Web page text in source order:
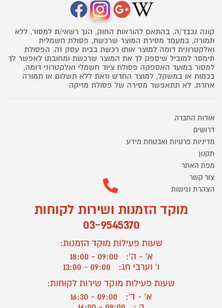
קונה נכבד/ה, בהתאם להוראות החוק, הנך רשאי/ת למסור, ללא
תמורה, במעמד מסירת המוצר שרכשת, פסולת חשמלית
ואלקטרונית דומה למוצר אותו רכשת בבית עסק זה. הפסולת
תימסר למוביל שיספק לך את המוצר שרכשת ומחובתו לאפשר לך
למסור במועד האספקה פסולת ציוד חשמלי ואלקטרוני דומה,
בכמות או במשקל, למוצר החדש וזאת ללא תשלום או תמורה
אחרת. לא תתאפשר מסירה של פסולת מזיקה
אודות החברה
דרושים
מדיניות פרטיות ואבטחת מידע
תקנון
מפת האתר
צור קשר
הצהרת נגישות
מוקד הזמנות ושירות לקוחות
03-9545370
שעות פעילות מוקד הזמנות:
א' - ה':
09:00 - 18:00
ו' וערבי חג:
09:00 - 13:00
שעות פעילות מוקד שירות לקוחות:
א' - ד':
09:00 - 16:30